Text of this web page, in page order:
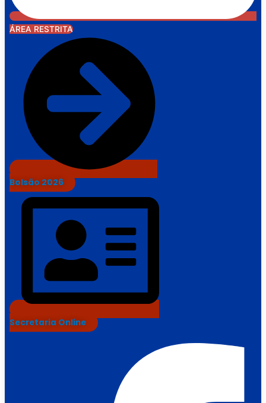
ÁREA RESTRITA
Bolsão 2026
Secretaria Online